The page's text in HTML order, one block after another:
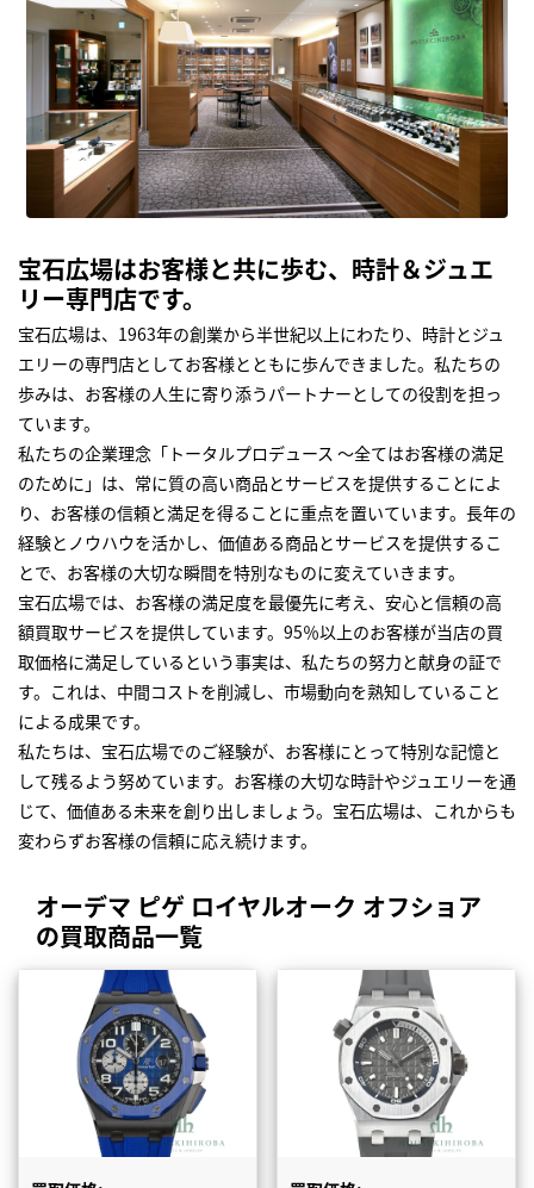
宝石広場はお客様と共に歩む、時計＆ジュエ
リー専門店です。
宝石広場は、1963年の創業から半世紀以上にわたり、時計とジュ
エリーの専門店としてお客様とともに歩んできました。私たちの
歩みは、お客様の人生に寄り添うパートナーとしての役割を担っ
ています。
私たちの企業理念「トータルプロデュース ～全てはお客様の満足
のために」は、常に質の高い商品とサービスを提供することによ
り、お客様の信頼と満足を得ることに重点を置いています。長年の
経験とノウハウを活かし、価値ある商品とサービスを提供するこ
とで、お客様の大切な瞬間を特別なものに変えていきます。
宝石広場では、お客様の満足度を最優先に考え、安心と信頼の高
額買取サービスを提供しています。95％以上のお客様が当店の買
取価格に満足しているという事実は、私たちの努力と献身の証で
す。これは、中間コストを削減し、市場動向を熟知していること
による成果です。
私たちは、宝石広場でのご経験が、お客様にとって特別な記憶と
して残るよう努めています。お客様の大切な時計やジュエリーを通
じて、価値ある未来を創り出しましょう。宝石広場は、これからも
変わらずお客様の信頼に応え続けます。
オーデマ ピゲ ロイヤルオーク オフショア
の買取商品一覧